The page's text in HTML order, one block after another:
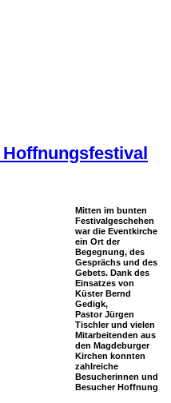
Mitten im bunten
Festivalgeschehen
war die Eventkirche
ein Ort der
Begegnung, des
Gesprächs und des
Gebets. Dank des
Einsatzes von
KüsterBernd
Gedigk,
PastorJürgen
Tischlerund vielen
Mitarbeitenden aus
den Magdeburger
Kirchen konnten
zahlreiche
Besucherinnen und
Besucher Hoffnung